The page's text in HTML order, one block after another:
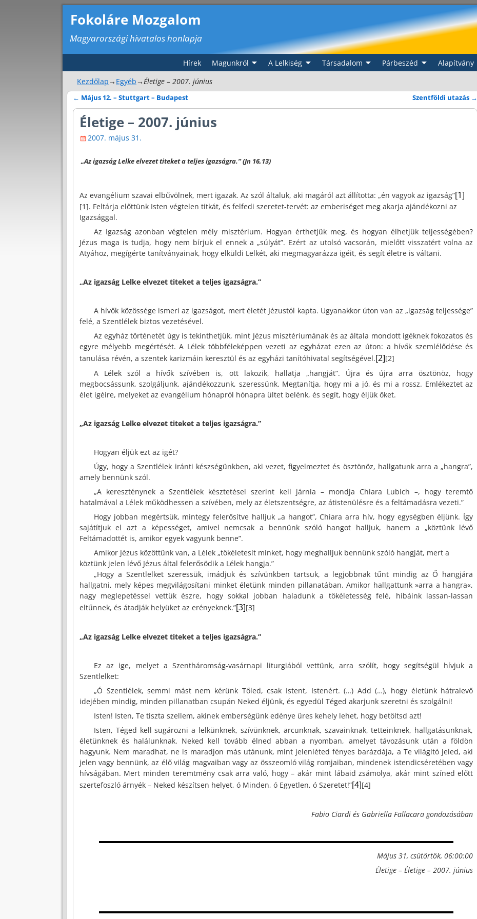
Fokoláre Mozgalom
Magyarországi hivatalos honlapja
Hírek Magunkról A Lelkiség Társadalom Párbeszéd Alapítvány
Kezdőlap→ Egyéb→ Életige – 2007. június
Bejegyzés navigáció
← Május 12. – Stuttgart – Budapest Szentföldi utazás →
Életige – 2007. június
2007. május 31.
„Az igazság Lelke elvezet titeket a teljes igazságra.” (Jn 16,13)
Az evangélium szavai elbűvölnek, mert igazak. Az szól általuk, aki magáról azt állította: „én vagyok az igazság”[1]
[1]. Feltárja előttünk Isten végtelen titkát, és felfedi szeretet-tervét: az emberiséget meg akarja ajándékozni az
Igazsággal.
Az Igazság azonban végtelen mély misztérium. Hogyan érthetjük meg, és hogyan élhetjük teljességében?
Jézus maga is tudja, hogy nem bírjuk el ennek a „súlyát”. Ezért az utolsó vacsorán, mielőtt visszatért volna az
Atyához, megígérte tanítványainak, hogy elküldi Lelkét, aki megmagyarázza igéit, és segít életre is váltani.
„Az igazság Lelke elvezet titeket a teljes igazságra.”
A hívők közössége ismeri az igazságot, mert életét Jézustól kapta. Ugyanakkor úton van az „igazság teljessége”
felé, a Szentlélek biztos vezetésével.
Az egyház történetét úgy is tekinthetjük, mint Jézus misztériumának és az általa mondott igéknek fokozatos és
egyre mélyebb megértését. A Lélek többféleképpen vezeti az egyházat ezen az úton: a hívők szemlélődése és
tanulása révén, a szentek karizmáin keresztül és az egyházi tanítóhivatal segítségével.[2][2]
A Lélek szól a hívők szívében is, ott lakozik, hallatja „hangját”. Újra és újra arra ösztönöz, hogy
megbocsássunk, szolgáljunk, ajándékozzunk, szeressünk. Megtanítja, hogy mi a jó, és mi a rossz. Emlékeztet az
élet igéire, melyeket az evangélium hónapról hónapra ültet belénk, és segít, hogy éljük őket.
„Az igazság Lelke elvezet titeket a teljes igazságra.”
Hogyan éljük ezt az igét?
Úgy, hogy a Szentlélek iránti készségünkben, aki vezet, figyelmeztet és ösztönöz, hallgatunk arra a „hangra”,
amely bennünk szól.
„A kereszténynek a Szentlélek késztetései szerint kell járnia – mondja Chiara Lubich –, hogy teremtő
hatalmával a Lélek működhessen a szívében, mely az életszentségre, az átistenülésre és a feltámadásra vezeti.”
Hogy jobban megértsük, mintegy felerősítve halljuk „a hangot”, Chiara arra hív, hogy egységben éljünk. Így
sajátítjuk el azt a képességet, amivel nemcsak a bennünk szóló hangot halljuk, hanem a „köztünk lévő
Feltámadottét is, amikor egyek vagyunk benne”.
Amikor Jézus közöttünk van, a Lélek „tökéletesít minket, hogy meghalljuk bennünk szóló hangját, mert a
köztünk jelen lévő Jézus által felerősödik a Lélek hangja.”
„Hogy a Szentlelket szeressük, imádjuk és szívünkben tartsuk, a legjobbnak tűnt mindig az Ő hangjára
hallgatni, mely képes megvilágosítani minket életünk minden pillanatában. Amikor hallgattunk »arra a hangra«,
nagy meglepetéssel vettük észre, hogy sokkal jobban haladunk a tökéletesség felé, hibáink lassan-lassan
eltűnnek, és átadják helyüket az erényeknek.”[3][3]
„Az igazság Lelke elvezet titeket a teljes igazságra.”
Ez az ige, melyet a Szentháromság-vasárnapi liturgiából vettünk, arra szólít, hogy segítségül hívjuk a
Szentlelket:
„Ó Szentlélek, semmi mást nem kérünk Tőled, csak Istent, Istenért. (…) Add (…), hogy életünk hátralevő
idejében mindig, minden pillanatban csupán Neked éljünk, és egyedül Téged akarjunk szeretni és szolgálni!
Isten! Isten, Te tiszta szellem, akinek emberségünk edénye üres kehely lehet, hogy betöltsd azt!
Isten, Téged kell sugározni a lelkünknek, szívünknek, arcunknak, szavainknak, tetteinknek, hallgatásunknak,
életünknek és halálunknak. Neked kell tovább élned abban a nyomban, amelyet távozásunk után a földön
hagyunk. Nem maradhat, ne is maradjon más utánunk, mint jelenléted fényes barázdája, a Te világító jeled, aki
jelen vagy bennünk, az élő világ magvaiban vagy az összeomló világ romjaiban, mindenek istendicséretében vagy
hívságában. Mert minden teremtmény csak arra való, hogy – akár mint lábaid zsámolya, akár mint színed előtt
szertefoszló árnyék – Neked készítsen helyet, ó Minden, ó Egyetlen, ó Szeretet!”[4][4]
Fabio Ciardi és Gabriella Fallacara gondozásában
Május 31, csütörtök, 06:00:00
Életige – Életige – 2007. június